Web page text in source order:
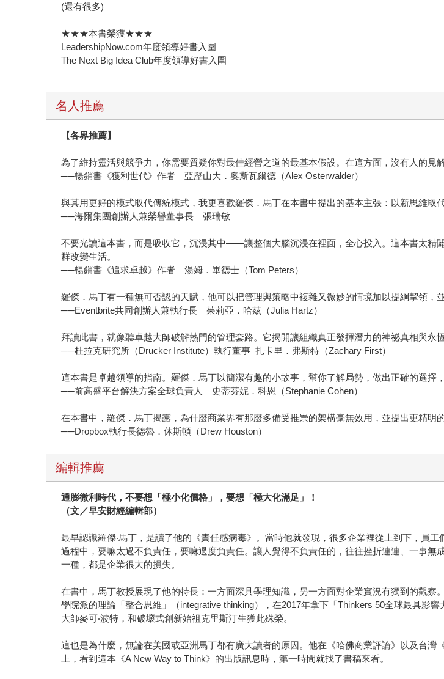
(還有很多)
★★★本書榮獲★★★
LeadershipNow.com年度領導好書入圍
The Next Big Idea Club年度領導好書入圍
名人推薦
【各界推薦】
為了維持靈活與競爭力，你需要質疑你對最佳經營之道的最基本假設。在這方面，沒有人的見
──暢銷書《獲利世代》作者 亞歷山大．奧斯瓦爾德（Alex Osterwalder）
與其用更好的模式取代傳統模式，我更喜歡羅傑．馬丁在本書中提出的基本主張：以新思維取
──海爾集團創辦人兼榮譽董事長 張瑞敏
不要光讀這本書，而是吸收它，沉浸其中——讓整個大腦沉浸在裡面，全心投入。這本書太精
群改變生活。
──暢銷書《追求卓越》作者 湯姆．畢德士（Tom Peters）
羅傑．馬丁有一種無可否認的天賦，他可以把管理與策略中複雜又微妙的情境加以提綱挈領，
──Eventbrite共同創辦人兼執行長 茱莉亞．哈茲（Julia Hartz）
拜讀此書，就像聽卓越大師破解熱門的管理套路。它揭開讓組織真正發揮潛力的神祕真相與永
──杜拉克研究所（Drucker Institute）執行董事 扎卡里．弗斯特（Zachary First）
這本書是卓越領導的指南。羅傑．馬丁以簡潔有趣的小故事，幫你了解局勢，做出正確的選擇
──前高盛平台解決方案全球負責人 史蒂芬妮．科恩（Stephanie Cohen）
在本書中，羅傑．馬丁揭露，為什麼商業界有那麼多備受推崇的架構毫無效用，並提出更精明的
──Dropbox執行長德魯．休斯頓（Drew Houston）
編輯推薦
通膨微利時代，不要想「極小化價格」，要想「極大化滿足」！
（文／早安財經編輯部）
最早認識羅傑‧馬丁，是讀了他的《責任感病毒》。當時他就發現，很多企業裡從上到下，員
過程中，要嘛太過不負責任，要嘛過度負責任。讓人覺得不負責任的，往往挫折連連、一事
一種，都是企業很大的損失。
在書中，馬丁教授展現了他的特長：一方面深具學理知識，另一方面對企業實況有獨到的觀
學院派的理論「整合思維」（integrative thinking），在2017年拿下「Thinkers 50全球最具影
大師麥可‧波特，和破壞式創新始祖克里斯汀生獲此殊榮。
這也是為什麼，無論在美國或亞洲馬丁都有廣大讀者的原因。他在《哈佛商業評論》以及台
上，看到這本《A New Way to Think》的出版訊息時，第一時間就找了書稿來看。